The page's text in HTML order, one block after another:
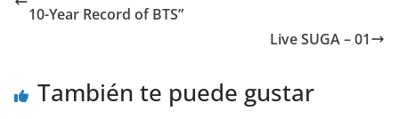
10-Year Record of BTS”
Live SUGA – 01
También te puede gustar